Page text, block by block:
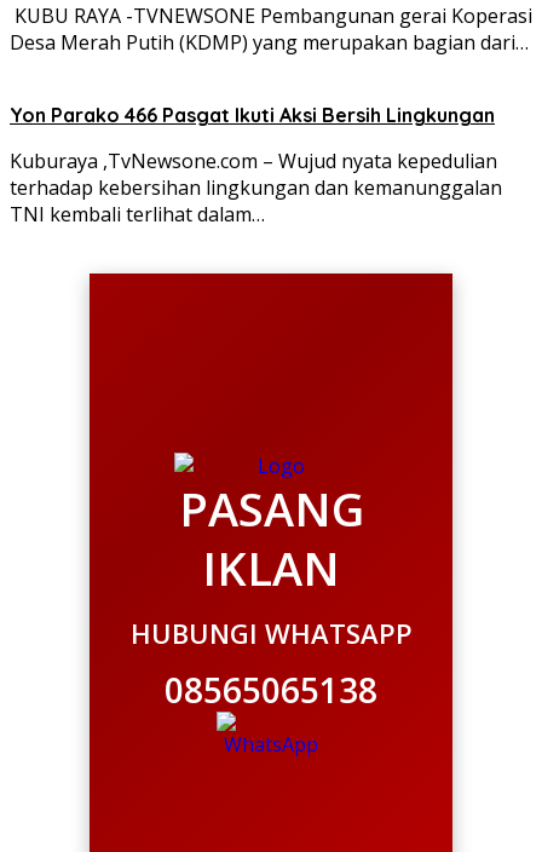
‎ ‎KUBU RAYA -TVNEWSONE Pembangunan gerai Koperasi
Desa Merah Putih (KDMP) yang merupakan bagian dari…
Yon Parako 466 Pasgat Ikuti Aksi Bersih Lingkungan
Kuburaya ,TvNewsone.com – Wujud nyata kepedulian
terhadap kebersihan lingkungan dan kemanunggalan
TNI kembali terlihat dalam…
PASANG
IKLAN
HUBUNGI WHATSAPP
08565065138